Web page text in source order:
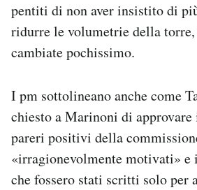
pentiti di non aver insistito di
ridurre le volumetrie della
cambiate pochissimo.
I pm sottolineano anche come
chiesto a Marinoni di
pareri positivi della
«irragionevolmente motivati»
che fossero stati scritti solo per